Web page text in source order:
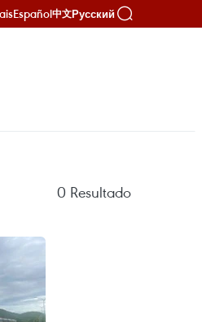
Español中文Русский
0 Resultado